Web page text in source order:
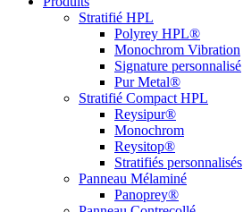
Stratifié HPL
Polyrey HPL®
Monochrom Vibration
Signature personnalisé
Pur Metal®
Stratifié Compact HPL
Reysipur®
Monochrom
Reysitop®
Stratifiés personnalisés
Panneau Mélaminé
Panoprey®